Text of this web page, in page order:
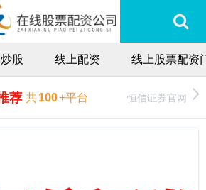
股 线上配资 线上股票配资
荐 共100+平台 恒信证券官网